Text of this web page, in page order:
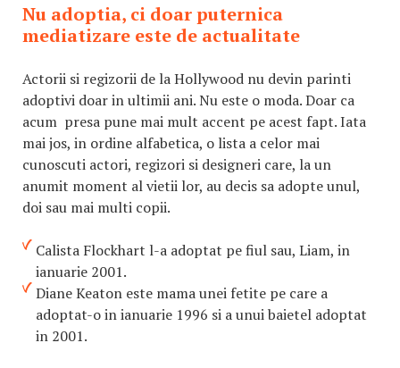
Nu adoptia, ci doar puternica
mediatizare este de actualitate
Actorii si regizorii de la Hollywood nu devin parinti
adoptivi doar in ultimii ani. Nu este o moda. Doar ca
acum presa pune mai mult accent pe acest fapt. Iata
mai jos, in ordine alfabetica, o lista a celor mai
cunoscuti actori, regizori si designeri care, la un
anumit moment al vietii lor, au decis sa adopte unul,
doi sau mai multi copii.
Calista Flockhart l-a adoptat pe fiul sau, Liam, in
ianuarie 2001.
Diane Keaton este mama unei fetite pe care a
adoptat-o in ianuarie 1996 si a unui baietel adoptat
in 2001.